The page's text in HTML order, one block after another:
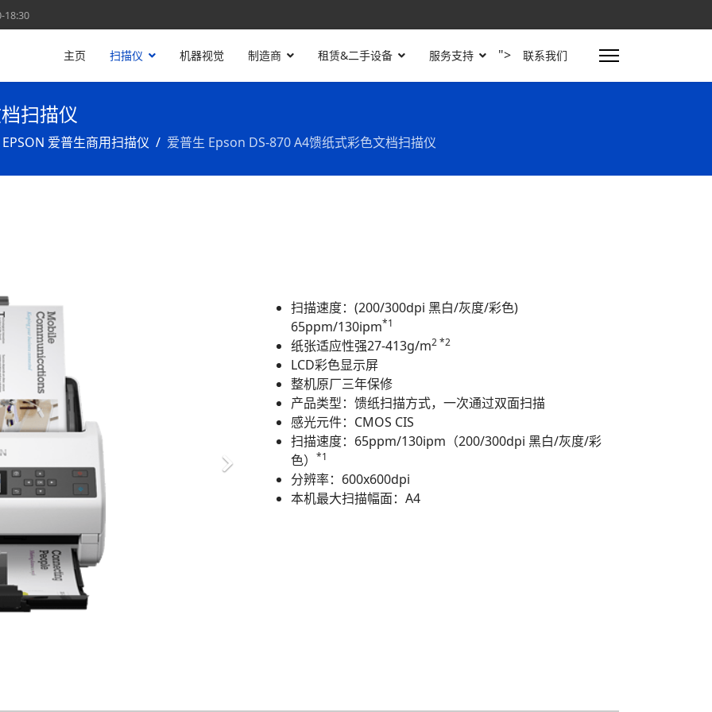
18:30
主页 扫描仪 机器视觉 制造商 租赁&二手设备 服务支持 "> 联系我们
扫描仪
EPSON 爱普生商用扫描仪 爱普生 Epson DS-870 A4馈纸式彩色文档扫描仪
扫描速度：(200/300dpi 黑白/灰度/彩色)
65ppm/130ipm*1
纸张适应性强27-413g/m2 *2
LCD彩色显示屏
整机原厂三年保修
产品类型：馈纸扫描方式，一次通过双面扫描
感光元件：CMOS CIS
扫描速度：65ppm/130ipm（200/300dpi 黑白/灰度/彩
色）
*1
分辨率：600x600dpi
本机最大扫描幅面：A4